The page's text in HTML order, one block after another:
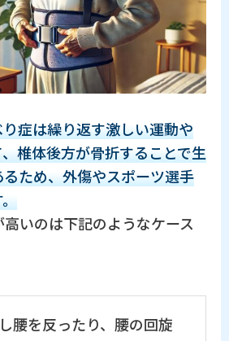
症は繰り返す激しい運動や
椎体後方が骨折することで生
ため、外傷やスポーツ選手
いのは下記のようなケース
腰を反ったり、腰の回旋